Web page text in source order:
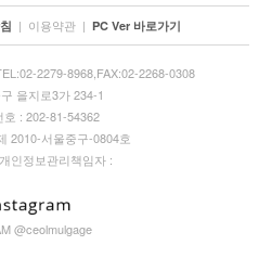
| 이용약관 | PC Ver 바로가기
2279-8968,FAX:02-2268-0308
을지로3가 234-1
호 : 202-81-54362
2010-서울중구-0804호
인정보관리책임자 :
@ceolmulgage